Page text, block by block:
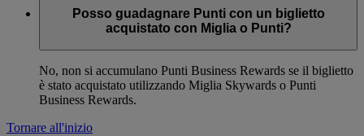
Posso guadagnare Punti con un biglietto
acquistato con Miglia o Punti?
No, non si accumulano Punti Business Rewards se il biglietto
è stato acquistato utilizzando Miglia Skywards o Punti
Business Rewards.
Tornare all'inizio